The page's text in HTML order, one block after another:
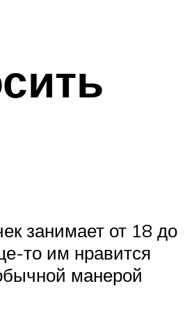
занимает от 18 до
то им нравится
манерой